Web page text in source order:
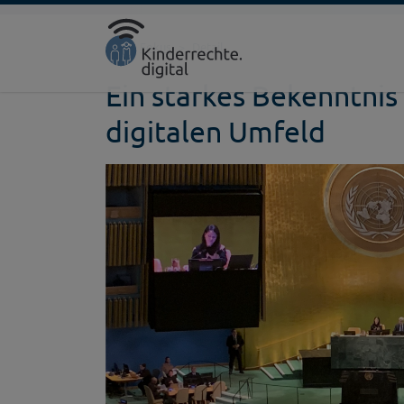
Direkt zur Hauptnavigation springen
Direkt zum Inhalt springen
Startseite
Fokus Detail
Ein starkes
digitalen Umfeld